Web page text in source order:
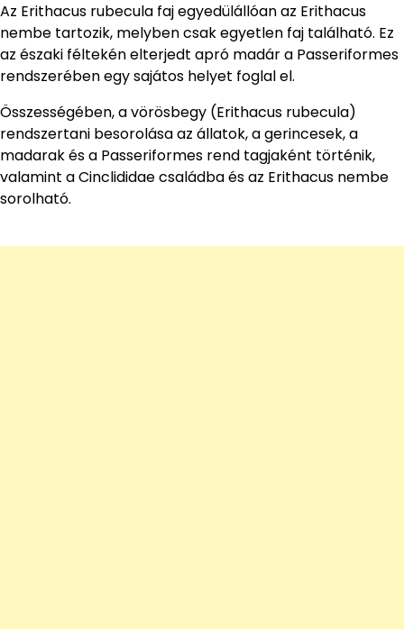
Az Erithacus rubecula faj egyedülállóan az Erithacus
nembe tartozik, melyben csak egyetlen faj található. Ez
az északi féltekén elterjedt apró madár a Passeriformes
rendszerében egy sajátos helyet foglal el.
Összességében, a vörösbegy (Erithacus rubecula)
rendszertani besorolása az állatok, a gerincesek, a
madarak és a Passeriformes rend tagjaként történik,
valamint a Cinclididae családba és az Erithacus nembe
sorolható.